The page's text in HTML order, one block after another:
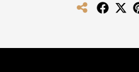
Share